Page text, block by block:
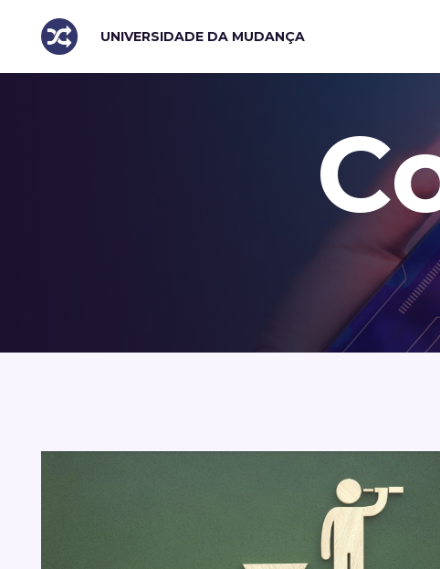
UNIVERSIDADE DA MUDANÇA